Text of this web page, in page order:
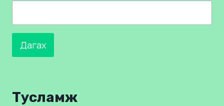
Дагах
Тусламж